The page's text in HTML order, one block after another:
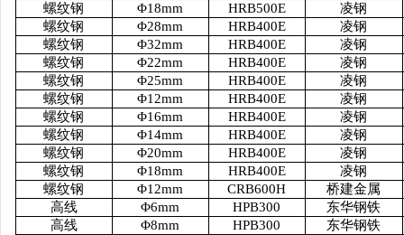
螺纹钢
Φ18mm HRB500E
凌钢
螺纹钢
Φ28mm HRB400E
凌钢
螺纹钢
Φ32mm HRB400E
凌钢
螺纹钢
Φ22mm HRB400E
凌钢
螺纹钢
Φ25mm HRB400E
凌钢
螺纹钢
Φ12mm HRB400E
凌钢
螺纹钢
Φ16mm HRB400E
凌钢
螺纹钢
Φ14mm HRB400E
凌钢
螺纹钢
Φ20mm HRB400E
凌钢
螺纹钢
Φ18mm HRB400E
凌钢
螺纹钢
Φ12mm CRB600H
桥建金属
高线
Φ6mm HPB300
东华钢铁
高线
Φ8mm HPB300
东华钢铁